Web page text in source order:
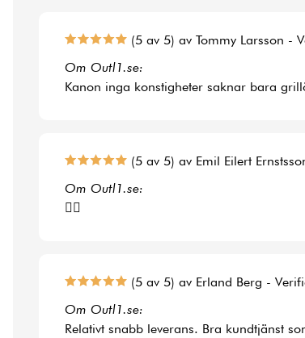
(5 av 5) av Tommy Larsson -
Om Outl1.se:
Kanon inga konstigheter saknar bara
(5 av 5) av Emil Eilert
Om Outl1.se:
👍🏻
(5 av 5) av Erland Berg -
Om Outl1.se:
Relativt snabb leverans. Bra kundtjänst